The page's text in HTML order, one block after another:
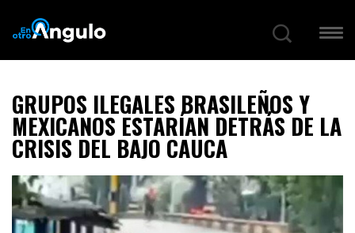
GRUPOS ILEGALES BRASILEÑOS Y
MEXICANOS ESTARÍAN DETRÁS DE LA
CRISIS DEL BAJO CAUCA